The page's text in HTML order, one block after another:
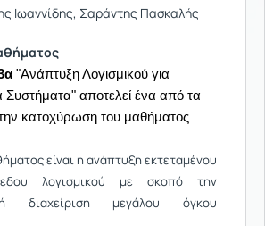
Ιωαννίδης, Σαράντης Πασκαλής
"Ανάπτυξη Λογισμικού για
αποτελεί ένα από τα
κατοχύρωση του μαθήματος
είναι η ανάπτυξη εκτεταμένου
λογισμικού με σκοπό την
διαχείριση μεγάλου όγκου